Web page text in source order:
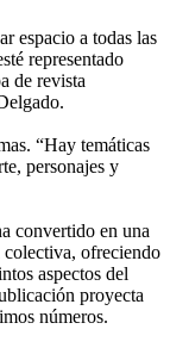
espacio a todas las
representado
de revista
“Hay temáticas
personajes y
convertido en una
colectiva, ofreciendo
aspectos del
proyecta
números.